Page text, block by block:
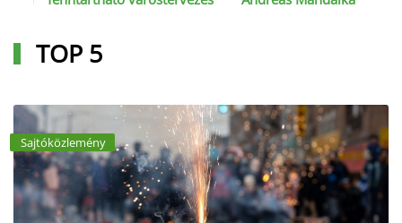
TOP 5
Sajtóközlemény